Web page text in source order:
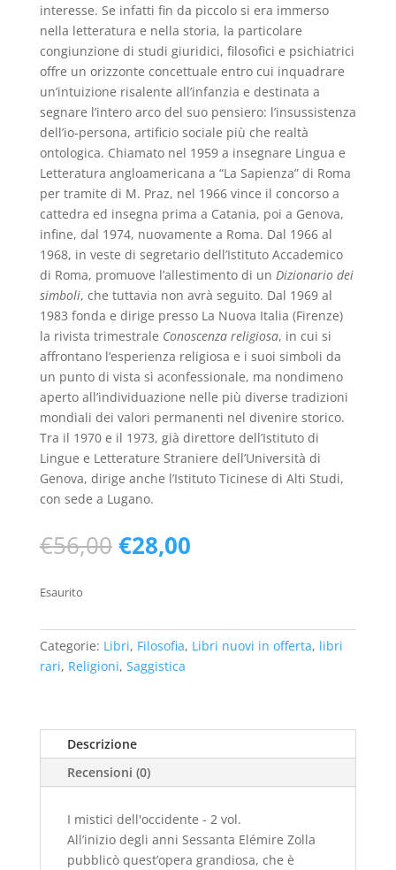
interesse. Se infatti fin da piccolo si era immerso
nella letteratura e nella storia, la particolare
congiunzione di studi giuridici, filosofici e psichiatrici
offre un orizzonte concettuale entro cui inquadrare
un’intuizione risalente all’infanzia e destinata a
segnare l’intero arco del suo pensiero: l’insussistenza
dell’io-persona, artificio sociale più che realtà
ontologica. Chiamato nel 1959 a insegnare Lingua e
Letteratura angloamericana a “La Sapienza” di Roma
per tramite di M. Praz, nel 1966 vince il concorso a
cattedra ed insegna prima a Catania, poi a Genova,
infine, dal 1974, nuovamente a Roma. Dal 1966 al
1968, in veste di segretario dell’Istituto Accademico
di Roma, promuove l’allestimento di un Dizionario dei
simboli, che tuttavia non avrà seguito. Dal 1969 al
1983 fonda e dirige presso La Nuova Italia (Firenze)
la rivista trimestrale Conoscenza religiosa, in cui si
affrontano l’esperienza religiosa e i suoi simboli da
un punto di vista sì aconfessionale, ma nondimeno
aperto all’individuazione nelle più diverse tradizioni
mondiali dei valori permanenti nel divenire storico.
Tra il 1970 e il 1973, già direttore dell’Istituto di
Lingue e Letterature Straniere dell’Università di
Genova, dirige anche l’Istituto Ticinese di Alti Studi,
con sede a Lugano.
€56,00 Il
prezzo
€56,00.
€28,00Il
€28,00.
Esaurito
Categorie: Libri, Filosofia, Libri nuovi in offerta, libri
rari, Religioni, Saggistica
Descrizione
Recensioni (0)
I mistici dell'occidente - 2 vol.
All’inizio degli anni Sessanta Elémire Zolla
pubblicò quest’opera grandiosa, che è